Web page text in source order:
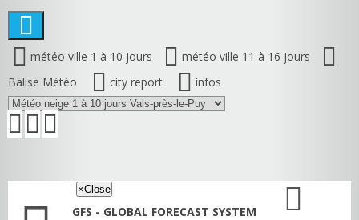
météo ville 1 à 10 jours
météo ville 11 à 16 jours
Balise Météo
city report infos
×Close
GFS - GLOBAL FORECAST SYSTEM